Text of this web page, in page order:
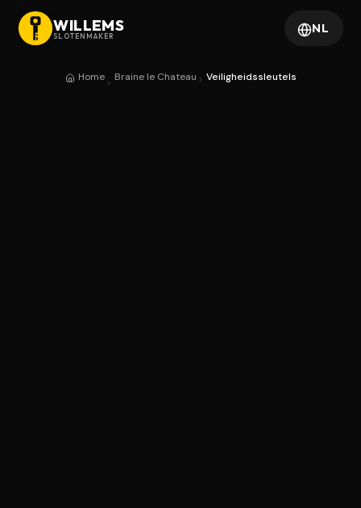
WILLEMS
SLOTENMAKER NL
Home Braine le Chateau Veiligheidssleutels